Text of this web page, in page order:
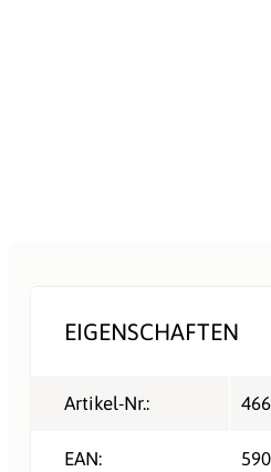
EIGENSCHAFTEN
Artikel-Nr.:
EAN: